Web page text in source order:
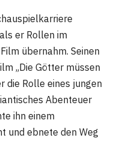
er Rollen im
übernahm. Seinen
„Die Götter müssen
die Rolle eines jungen
Abenteuer
ihn einem
und ebnete den Weg